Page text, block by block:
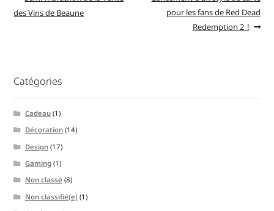
des Vins de Beaune
pour les fans de Red Dead
Redemption 2 !
Catégories
Cadeau(1)
Décoration(14)
Design(17)
Gaming(1)
Non classé (8)
Non classifié(e)(1)